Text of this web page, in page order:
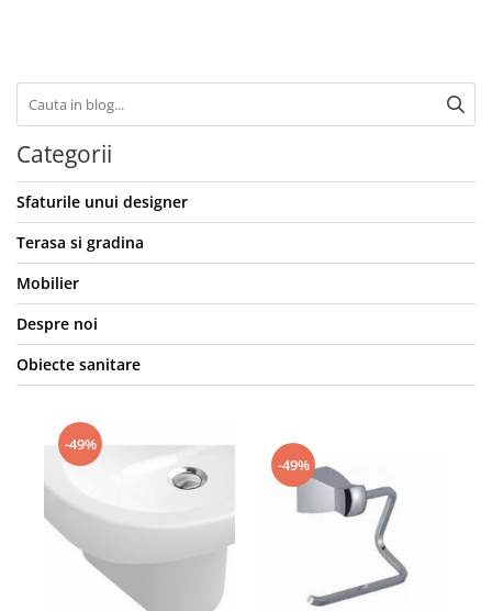
Categorii
Sfaturile unui designer
Terasa si gradina
Mobilier
Despre noi
Obiecte sanitare
-49%
-49%